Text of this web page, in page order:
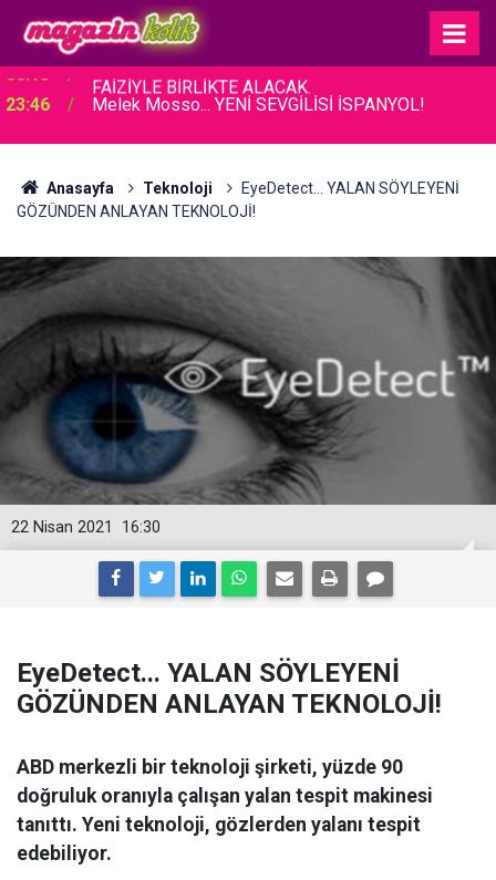
23:46 Melek Mosso... YENİ SEVGİLİSİ İSPANYOL!
Anasayfa Teknoloji
EyeDetect... YALAN SÖYLEYENİ
GÖZÜNDEN ANLAYAN TEKNOLOJİ!
16:30
22 Nisan 2021
EyeDetect... YALAN SÖYLEYENİ
GÖZÜNDEN ANLAYAN TEKNOLOJİ!
ABD merkezli bir teknoloji şirketi, yüzde 90
doğruluk oranıyla çalışan yalan tespit makinesi
tanıttı. Yeni teknoloji, gözlerden yalanı tespit
edebiliyor.